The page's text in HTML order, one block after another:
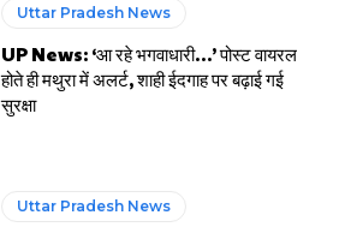
Uttar Pradesh News
UP News: ‘आ रहे भगवाधारी…’ पोस्ट वायरल
होते ही मथुरा में अलर्ट, शाही ईदगाह पर बढ़ाई गई
सुरक्षा
Uttar Pradesh News